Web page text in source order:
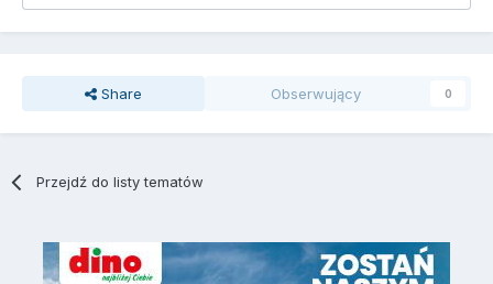
Share Obserwujący 0
Przejdź do listy tematów